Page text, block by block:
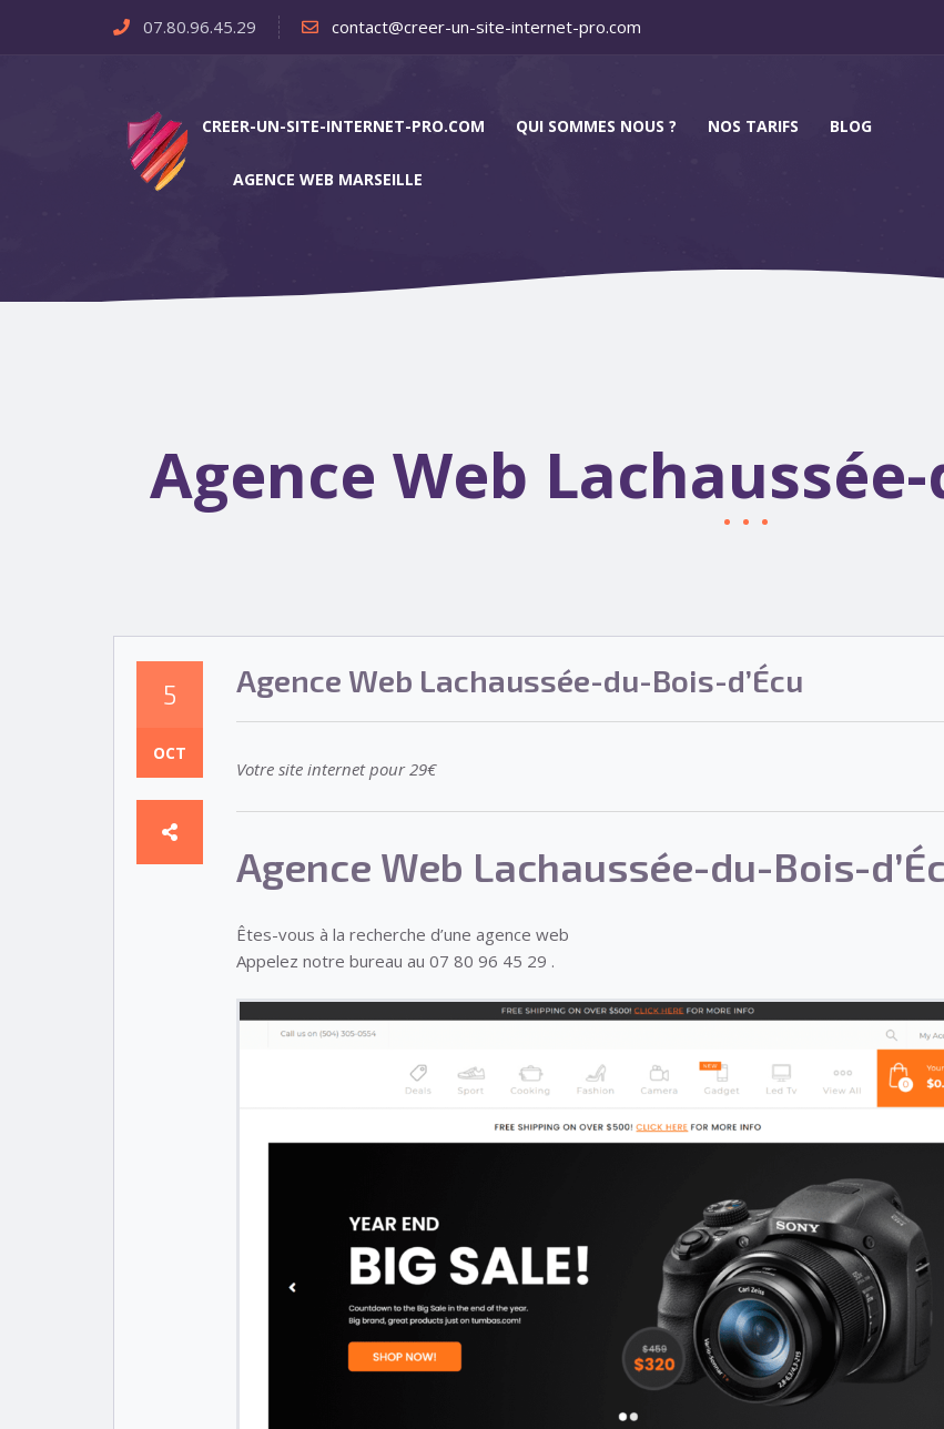
07.80.96.45.29 contact@creer-un-site-internet-pro.com
CREER-UN-SITE-INTERNET-PRO.COM QUI SOMMES NOUS ? NOS TARIFS BLOG
AGENCE WEB MARSEILLE
Agence Web Lachaussée-
5
OCT
Agence Web Lachaussée-du-Bois-d’Écu
Votre site internet pour 29€
Agence Web Lachaussée-du-Bois-
Êtes-vous à la recherche d’une agence web
Appelez notre bureau au 07 80 96 45 29 .